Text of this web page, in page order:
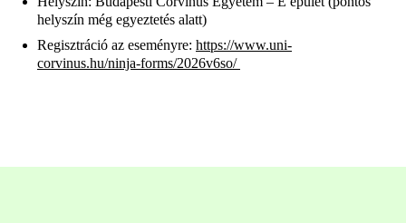
helyszín még egyeztetés alatt)
Regisztráció az eseményre: https://www.uni-
corvinus.hu/ninja-forms/2026v6so/